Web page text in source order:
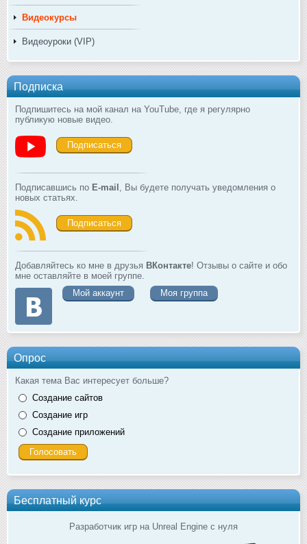
Видеокурсы
Видеоуроки (VIP)
Подписка
Подпишитесь на мой канал на YouTube, где я регулярно
публикую новые видео.
Подписаться
Подписавшись по E-mail , Вы будете получать уведомления о
новых статьях.
Подписаться
Добавляйтесь ко мне в друзья ВКонтакте! Отзывы о сайте и обо
мне оставляйте в моей группе.
Мой аккаунт
Моя группа
Опрос
Какая тема Вас интересует больше?
Создание сайтов
Создание игр
Создание приложений
Бесплатный курс
Разработчик игр на Unreal Engine с нуля